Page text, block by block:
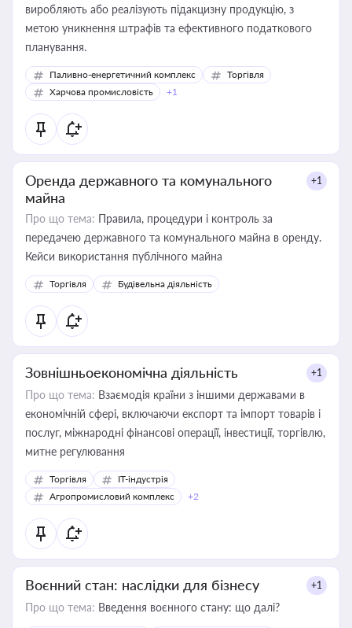
виробляють або реалізують підакцизну продукцію, з
метою уникнення штрафів та ефективного податкового
планування.
Паливно-енергетичний комплекс
Торгівля
Харчова промисловість
+1
Оренда державного та комунального
майна
+1
Про що тема: Правила, процедури і контроль за
передачею державного та комунального майна в оренду.
Кейси використання публічного майна
Торгівля Будівельна діяльність
Зовнішньоекономічна діяльність +1
Про що тема: Взаємодія країни з іншими державами в
економічній сфері, включаючи експорт та імпорт товарів і
послуг, міжнародні фінансові операції, інвестиції, торгівлю,
митне регулювання
Торгівля
IT-індустрія
Агропромисловий комплекс
+2
Воєнний стан: наслідки для бізнесу +1
Про що тема: Введення воєнного стану: що далі?